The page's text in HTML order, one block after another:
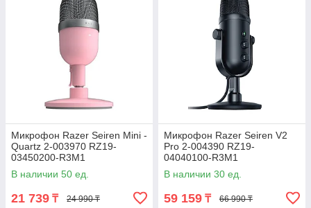
Микрофон Razer Seiren Mini -
Quartz 2-003970 RZ19-
03450200-R3M1
В наличии 50 ед.
21 739 ₸ 24 990 ₸
Микрофон Razer Seiren V2
Pro 2-004390 RZ19-
04040100-R3M1
В наличии 30 ед.
59 159 ₸ 66 990 ₸